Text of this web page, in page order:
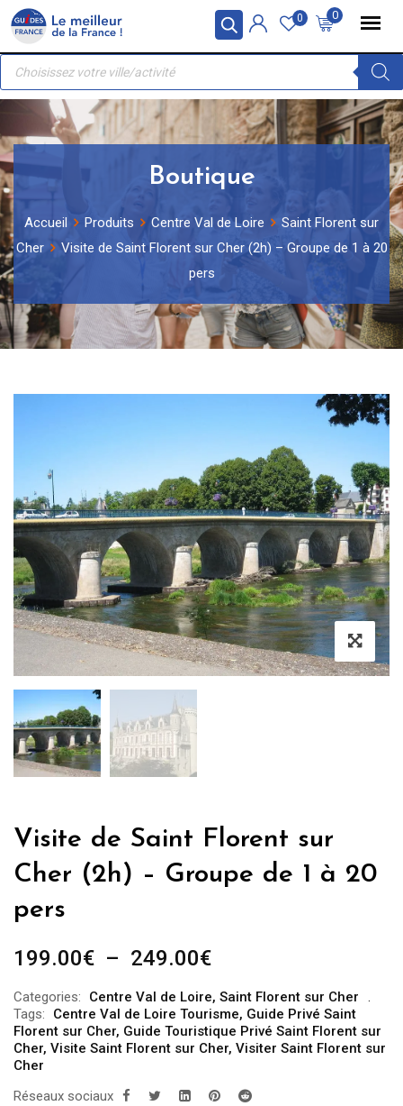
Panneau de gestion des cookies
Skip
content
0
0
Recherche
produits
Boutique
Accueil Produits Centre Val de Loire
Saint Florent sur
Cher
Visite de Saint Florent sur Cher (2h) – Groupe de 1 à 20
pers
Visite de Saint Florent sur
Cher (2h) – Groupe de 1 à 20
pers
199.00€ – 249.00€Plage
prix :
199.00€
à
249.00€
Categories: Centre Val de Loire, Saint Florent sur Cher
Tags:
Centre Val de Loire Tourisme, Guide Privé Saint
Florent sur Cher, Guide Touristique Privé Saint Florent sur
Cher, Visite Saint Florent sur Cher, Visiter Saint Florent sur
Cher
Réseaux sociaux